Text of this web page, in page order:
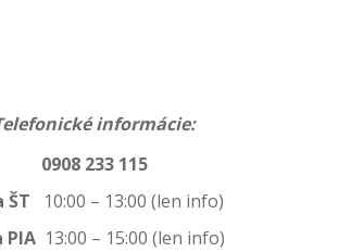
informácie:
0908 233 115
ŠT 10:00 – 13:00 (len info)
PIA 13:00 – 15:00 (len info)